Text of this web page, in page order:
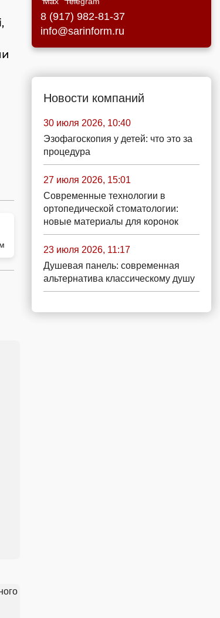
8 (917) 982-81-37
info@sarinform.ru
Новости компаний
30 июля 2026, 10:40
Эзофагоскопия у детей: что это за
процедура
27 июля 2026, 15:01
Современные технологии в
ортопедической стоматологии:
новые материалы для коронок
23 июля 2026, 11:17
Душевая панель: современная
альтернатива классическому душу